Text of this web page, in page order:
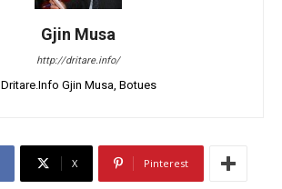
Gjin Musa
http://dritare.info/
Dritare.Info Gjin Musa, Botues
X Pinterest